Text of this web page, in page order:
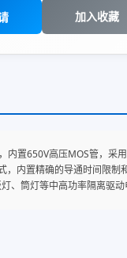
加入收藏
内置650V高压MOS管，
内置精确的导通时间限
、筒灯等中高功率隔离驱动